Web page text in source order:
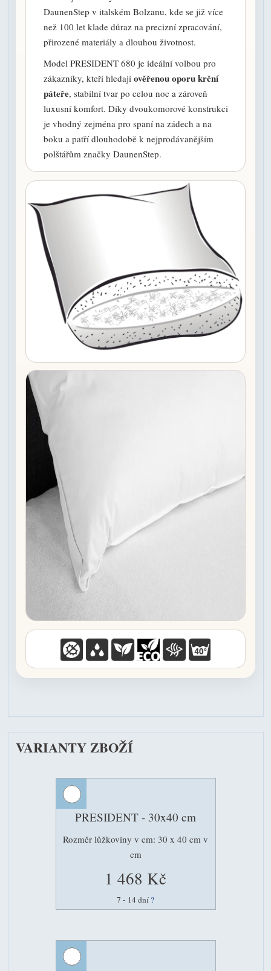
DaunenStep v italském Bolzanu, kde se již více
než 100 let klade důraz na precizní zpracování,
přirozené materiály a dlouhou životnost.
Model PRESIDENT 680 je ideální volbou pro
zákazníky, kteří hledajíověřenou oporu krční
páteře, stabilní tvar po celou noc a zároveň
luxusní komfort. Díky dvoukomorové konstrukci
je vhodný zejména pro spaní na zádech a na
boku a patří dlouhodobě k nejprodávanějším
polštářům značky DaunenStep.
VARIANTY ZBOŽÍ
PRESIDENT - 30x40 cm
Rozměr lůžkoviny v cm: 30 x 40 cm v
cm
1 468 Kč
7 - 14 dní ?